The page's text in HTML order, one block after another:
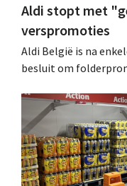
Aldi stopt met
verspromoties
Aldi België is na
besluit om
werking treden:
geïnformeerd